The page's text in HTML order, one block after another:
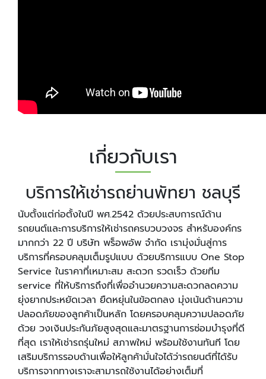
เกี่ยวกับเรา
บริการให้เช่ารถย่านพัทยา ชลบุรี
นับตั้งแต่ก่อตั้งในปี พศ.2542 ด้วยประสบการณ์ด้าน
รถยนต์และการบริการให้เช่ารถครบวบวงจร สำหรับองค์กร
มากกว่า 22 ปี บริษัท พร็อพอัพ จำกัด เรามุ่งมั่นสู่การ
บริการที่ครอบคลุมเต็มรูปแบบ ด้วยบริการแบบ One Stop
Service ในราคาที่เหมาะสม สะดวก รวดเร็ว ด้วยทีม
service ที่ให้บริการถึงที่เพื่ออำนวยความสะดวกลดความ
ยุ่งยากประหยัดเวลา ยืดหยุ่นในข้อตกลง มุ่งเน้นด้านความ
ปลอดภัยของลูกค้าเป็นหลัก โดยครอบคลุมความปลอดภัย
ด้วย วงเงินประกันภัยสูงสุดและมาตรฐานการซ่อมบำรุงที่ดี
ที่สุด เราให้เช่ารถรุ่นใหม่ สภาพใหม่ พร้อมใช้งานทันที โดย
เสริมบริการรอบด้านเพื่อให้ลูกค้ามั่นใจได้ว่ารถยนต์ที่ได้รับ
บริการจากทางเราจะสามารถใช้งานได้อย่างเต็มที่